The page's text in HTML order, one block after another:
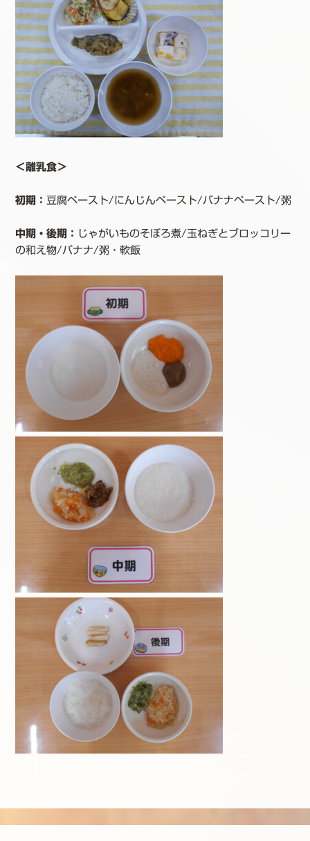
＜離乳食＞
初期： 豆腐ペースト/にんじんペースト/バナナペースト/粥
中期・後期： じゃがいものそぼろ煮/玉ねぎとブロッコリー
の和え物/バナナ/粥・軟飯